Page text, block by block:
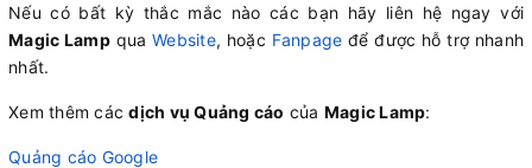
Nếu có bất kỳ thắc mắc nào các bạn hãy liên hệ ngay với
Magic LampquaWebsite, hoặc Fanpageđể được hỗ trợ nhanh
nhất.
Xem thêm cácdịch vụ Quảng cáo của Magic Lamp:
Quảng cáo Google